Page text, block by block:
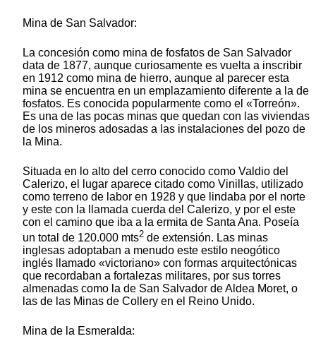
Mina de San Salvador:
La concesión como mina de fosfatos de San Salvador
data de 1877, aunque curiosamente es vuelta a inscribir
en 1912 como mina de hierro, aunque al parecer esta
mina se encuentra en un emplazamiento diferente a la de
fosfatos. Es conocida popularmente como el «Torreón».
Es una de las pocas minas que quedan con las viviendas
de los mineros adosadas a las instalaciones del pozo de
la Mina.
Situada en lo alto del cerro conocido como Valdio del
Calerizo, el lugar aparece citado como Vinillas, utilizado
como terreno de labor en 1928 y que lindaba por el norte
y este con la llamada cuerda del Calerizo, y por el este
con el camino que iba a la ermita de Santa Ana. Poseía
un total de 120.000 mts2 de extensión. Las minas
inglesas adoptaban a menudo este estilo neogótico
inglés llamado «victoriano» con formas arquitectónicas
que recordaban a fortalezas militares, por sus torres
almenadas como la de San Salvador de Aldea Moret, o
las de las Minas de Collery en el Reino Unido.
Mina de la Esmeralda: